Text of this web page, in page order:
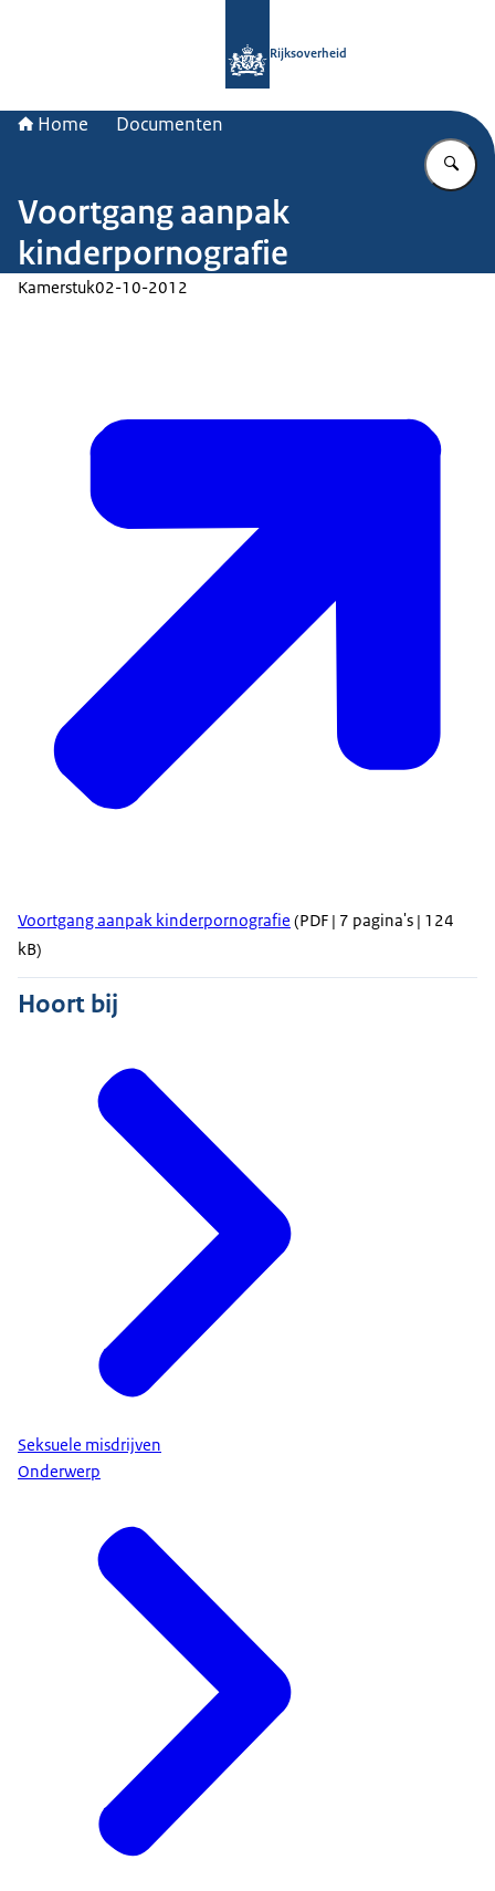
Rijksoverheid
Home Documenten
Voortgang aanpak
kinderpornografie
Kamerstuk02-10-2012
Voortgang aanpak kinderpornografie (PDF | 7 pagina's | 124
kB)
Hoort bij
Seksuele misdrijven
Onderwerp